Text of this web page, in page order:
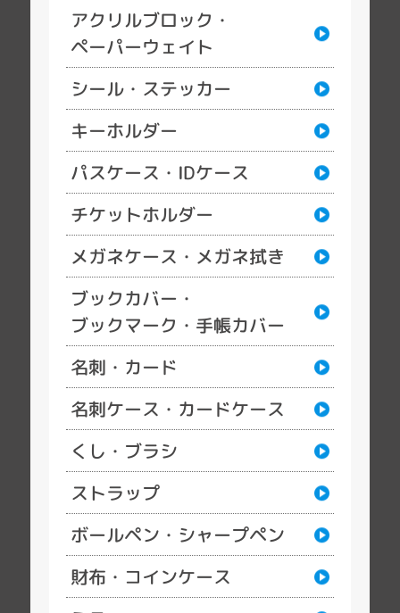
アクリルブロック・
ペーパーウェイト
シール・ステッカー
キーホルダー
パスケース・IDケース
チケットホルダー
メガネケース・メガネ拭き
ブックカバー・
ブックマーク・手帳カバー
名刺・カード
名刺ケース・カードケース
くし・ブラシ
ストラップ
ボールペン・シャープペン
財布・コインケース